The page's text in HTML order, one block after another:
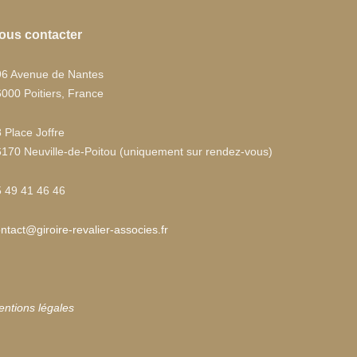
contacter
Avenue de Nantes
Poitiers, France
Place Joffre
Neuville-de-Poitou (uniquement sur rendez-vous)
49 41 46 46
revalier-associes.fr
légales